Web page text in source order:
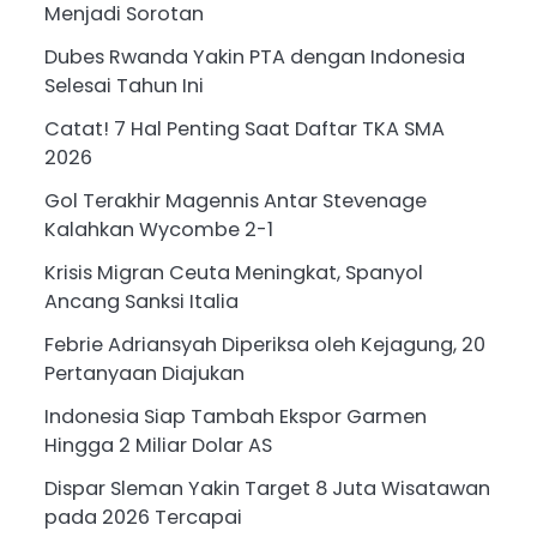
Menjadi Sorotan
Dubes Rwanda Yakin PTA dengan Indonesia
Selesai Tahun Ini
Catat! 7 Hal Penting Saat Daftar TKA SMA
2026
Gol Terakhir Magennis Antar Stevenage
Kalahkan Wycombe 2-1
Krisis Migran Ceuta Meningkat, Spanyol
Ancang Sanksi Italia
Febrie Adriansyah Diperiksa oleh Kejagung, 20
Pertanyaan Diajukan
Indonesia Siap Tambah Ekspor Garmen
Hingga 2 Miliar Dolar AS
Dispar Sleman Yakin Target 8 Juta Wisatawan
pada 2026 Tercapai